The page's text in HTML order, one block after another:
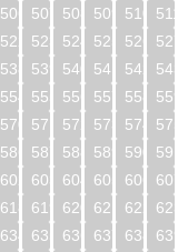
506 507 508 509 510
522 523 524 525 526
538 539 540 541 542
554 555 556 557 558
570 571 572 573 574
586 587 588 589 590
602 603 604 605 606
618 619 620 621 622
634 635 636 637 638